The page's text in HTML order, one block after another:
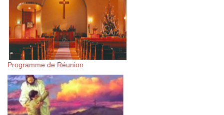
Programme de Réunion